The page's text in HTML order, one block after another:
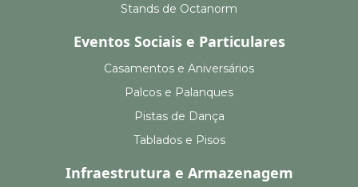
Stands de Octanorm
Eventos Sociais e Particulares
Casamentos e Aniversários
Palcos e Palanques
Pistas de Dança
Tablados e Pisos
Infraestrutura e Armazenagem